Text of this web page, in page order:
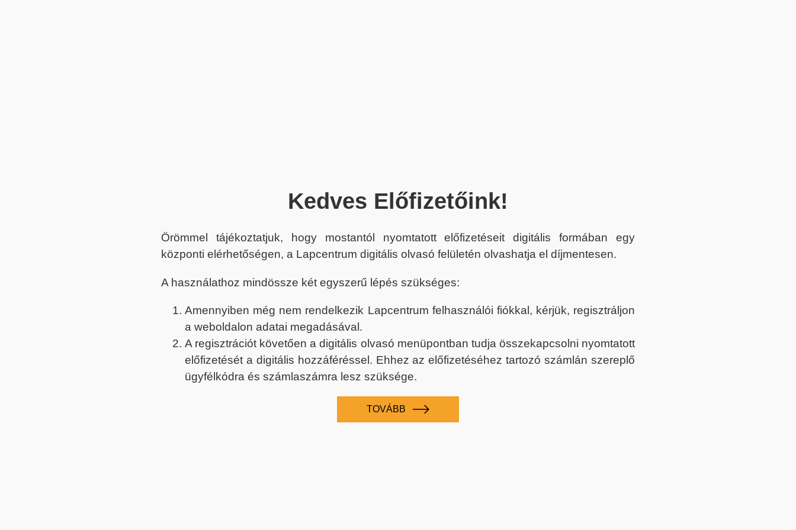
Kedves Előfizetőink!
Örömmel tájékoztatjuk, hogy mostantól nyomtatott előfizetéseit digitális formában egy
központi elérhetőségen, a Lapcentrum digitális olvasó felületén olvashatja el díjmentesen.
A használathoz mindössze két egyszerű lépés szükséges:
Amennyiben még nem rendelkezik Lapcentrum felhasználói fiókkal, kérjük, regisztráljon
a weboldalon adatai megadásával.
A regisztrációt követően a digitális olvasó menüpontban tudja összekapcsolni nyomtatott
előfizetését a digitális hozzáféréssel. Ehhez az előfizetéséhez tartozó számlán szereplő
ügyfélkódra és számlaszámra lesz szüksége.
TOVÁBB